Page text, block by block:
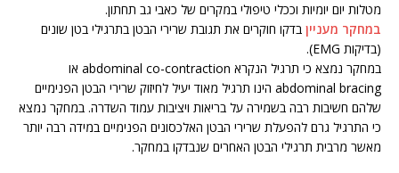
מטלות יום יומיות וככלי טיפולי במקרים של כאבי גב תחתון.
במחקר מעניין בדקו חוקרים את תגובת שרירי הבטן בתרגילי בטן שונים
(בדיקות EMG).
במחקר נמצא כי תרגיל הנקרא abdominal co-contraction או
abdominal bracing הינו תרגיל מאוד יעיל לחיזוק שרירי הבטן הפנימיים
שלהם חשיבות רבה בשמירה על בריאות ויציבות עמוד השדרה. במחקר נמצא
כי התרגיל גרם להפעלת שרירי הבטן האלכסונים הפנימיים במידה רבה יותר
מאשר מרבית תרגילי הבטן האחרים שנבדקו במחקר.